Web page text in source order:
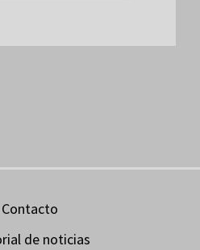
Contacto
de noticias